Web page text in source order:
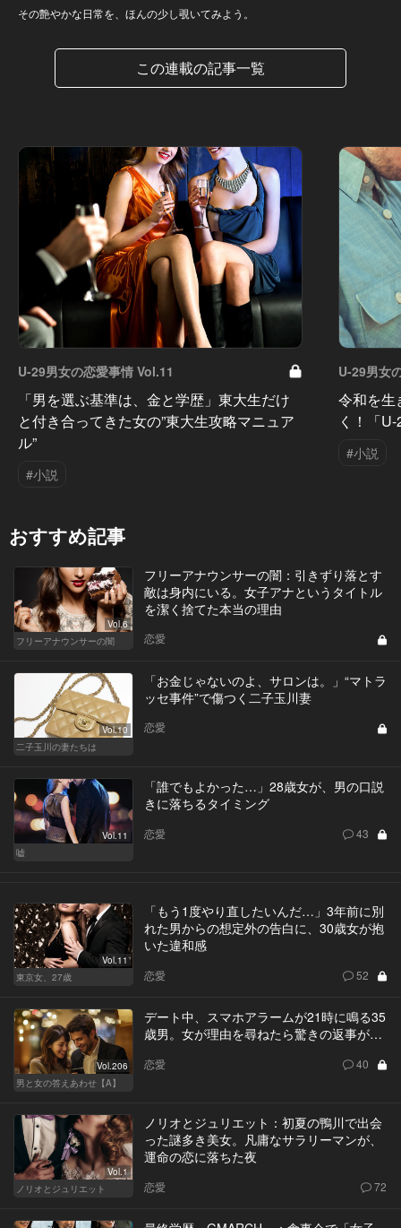
その艶やかな日常を、ほんの少し覗いてみよう。
この連載の記事一覧
U-29男女の恋愛事情 Vol.11
「男を選ぶ基準は、金と学歴」東大生だけ
と付き合ってきた女の”東大生攻略マニュア
ル”
#小説
U-29男女
令和を生
く！「
#小説
おすすめ記事
Vol.6
フリーアナウンサーの闇
フリーアナウンサーの闇：引きずり落とす
敵は身内にいる。女子アナというタイトル
を潔く捨てた本当の理由
恋愛
Vol.10
二子玉川の妻たちは
「お金じゃないのよ、サロンは。」“マトラ
ッセ事件”で傷つく二子玉川妻
恋愛
Vol.11
嘘
「誰でもよかった…」28歳女が、男の口説
きに落ちるタイミング
恋愛 43
Vol.11
東京女、27歳
「もう1度やり直したいんだ…」3年前に別
れた男からの想定外の告白に、30歳女が抱
いた違和感
恋愛 52
Vol.206
男と女の答えあわせ【A】
デート中、スマホアラームが21時に鳴る35
歳男。女が理由を尋ねたら驚きの返事が…
恋愛 40
Vol.1
ノリオとジュリエット
ノリオとジュリエット：初夏の鴨川で出会
った謎多き美女。凡庸なサラリーマンが、
運命の恋に落ちた夜
恋愛 72